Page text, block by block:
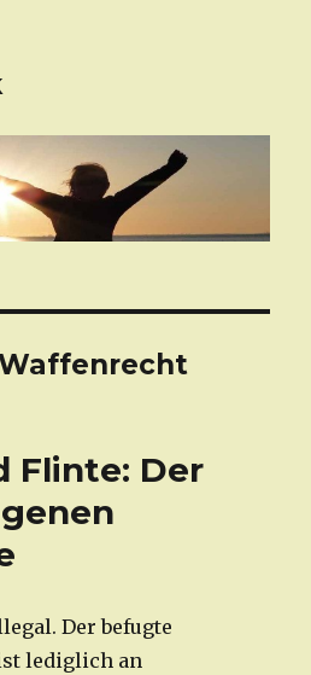
Flinte: Der
Der befugte
lediglich an